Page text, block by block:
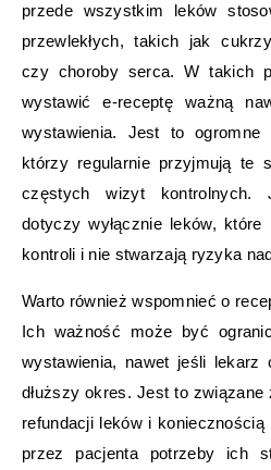
przede wszystkim leków
przewlekłych, takich jak
czy choroby serca. W takich
wystawić e-receptę ważną
wystawienia. Jest to ogromne
którzy regularnie przyjmują te
częstych wizyt kontrolnych.
dotyczy wyłącznie leków, które
kontroli i nie stwarzają ryzyka
Warto również wspomnieć o
Ich ważność może być
wystawienia, nawet jeśli lekarz
dłuższy okres. Jest to
refundacji leków i koniecznością
przez pacjenta potrzeby ich